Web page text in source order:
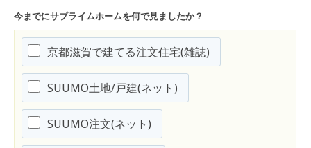
今までにサブライムホームを何で見ましたか？
京都滋賀で建てる注文住宅(雑誌)
SUUMO土地/戸建(ネット)
SUUMO注文(ネット)